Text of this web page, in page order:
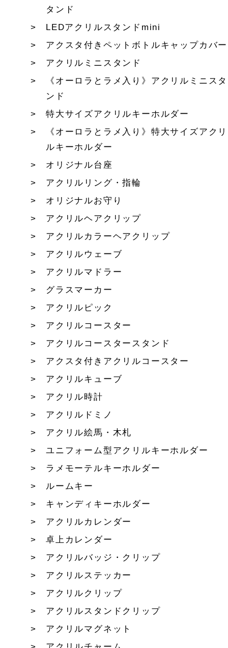
タンド
LEDアクリルスタンドmini
アクスタ付きペットボトルキャップカバー
アクリルミニスタンド
《オーロラとラメ入り》アクリルミニスタ
ンド
特大サイズアクリルキーホルダー
《オーロラとラメ入り》特大サイズアクリ
ルキーホルダー
オリジナル台座
アクリルリング・指輪
オリジナルお守り
アクリルヘアクリップ
アクリルカラーヘアクリップ
アクリルウェーブ
アクリルマドラー
グラスマーカー
アクリルピック
アクリルコースター
アクリルコースタースタンド
アクスタ付きアクリルコースター
アクリルキューブ
アクリル時計
アクリルドミノ
アクリル絵馬・木札
ユニフォーム型アクリルキーホルダー
ラメモーテルキーホルダー
ルームキー
キャンディキーホルダー
アクリルカレンダー
卓上カレンダー
アクリルバッジ・クリップ
アクリルステッカー
アクリルクリップ
アクリルスタンドクリップ
アクリルマグネット